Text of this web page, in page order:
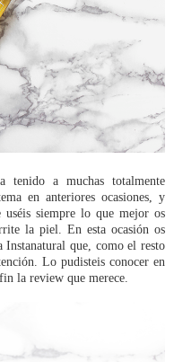
tenido a muchas totalmente
en anteriores ocasiones, y
uséis siempre lo que mejor os
la piel. En esta ocasión os
que, como el resto
Lo pudisteis conocer en
la review que merece.